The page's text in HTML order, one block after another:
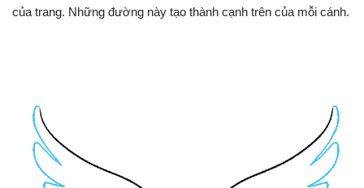
của trang. Những đường này tạo thành cạnh trên của mỗi cánh.